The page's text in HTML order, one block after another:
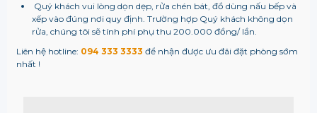
Quý khách vui lòng dọn dẹp, rửa chén bát, đồ dùng nấu bếp và
xếp vào đúng nơi quy định. Trường hợp Quý khách không dọn
rửa, chúng tôi sẽ tính phí phụ thu 200.000 đồng/ lần.
Liên hệ hotline: 094 333 3333 để nhận được ưu đãi đặt phòng sớm
nhất !